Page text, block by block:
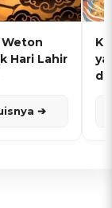
Hari Lahir
➔